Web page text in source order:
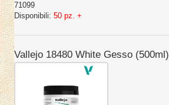
71099
Disponibili: 50 pz. +
Vallejo 18480 White Gesso (500ml)